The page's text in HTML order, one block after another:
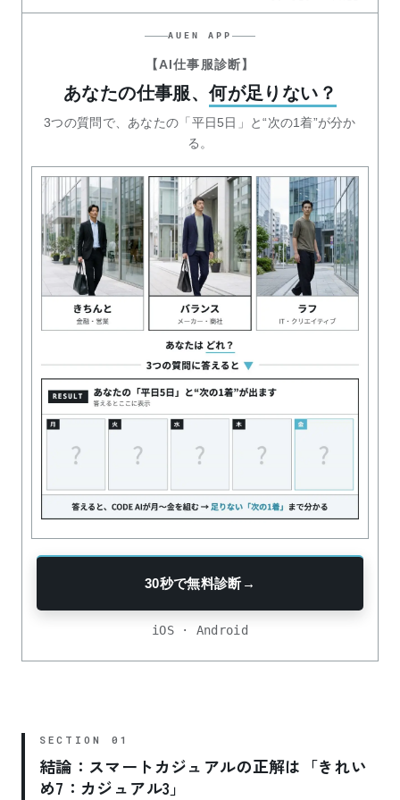
AUEN APP
【AI仕事服診断】
あなたの仕事服、何が足りない？
3つの質問で、あなたの「平日5日」と“次の1着”が分か
る。
30秒で無料診断→
iOS · Android
結論：スマートカジュアルの正解は「きれい
め7：カジュアル3」